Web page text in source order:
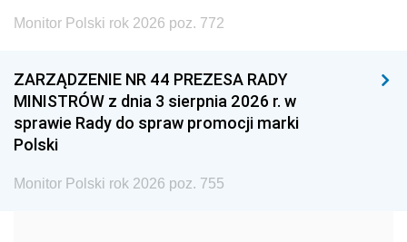
1996 1995 1994
1993 1992 1991
1990
1987 1986
Monitor Polski rok 2026 poz. 772
ZARZĄDZENIE NR 44 PREZESA RADY
MINISTRÓW z dnia 3 sierpnia 2026 r. w
sprawie Rady do spraw promocji marki
Polski
Monitor Polski rok 2026 poz. 755